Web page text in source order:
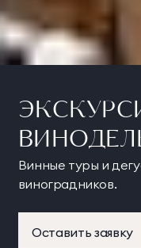
Винные туры и
виноградников.
Оставить заявку